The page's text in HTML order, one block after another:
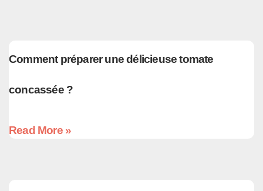
Comment préparer une délicieuse tomate
concassée ?
Read More »